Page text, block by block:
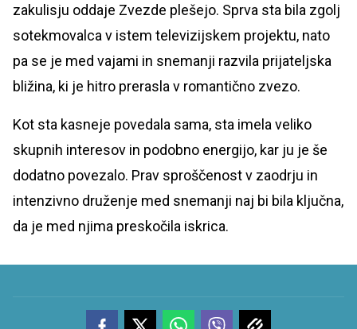
zakulisju oddaje Zvezde plešejo. Sprva sta bila zgolj
sotekmovalca v istem televizijskem projektu, nato
pa se je med vajami in snemanji razvila prijateljska
bližina, ki je hitro prerasla v romantično zvezo.
Kot sta kasneje povedala sama, sta imela veliko
skupnih interesov in podobno energijo, kar ju je še
dodatno povezalo. Prav sproščenost v zaodrju in
intenzivno druženje med snemanji naj bi bila ključna,
da je med njima preskočila iskrica.